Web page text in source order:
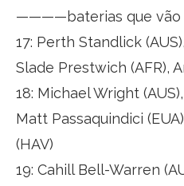
————baterias que vão
17: Perth Standlick
Slade Prestwich (AFR),
18: Michael Wright
Matt Passaquindici
(HAV)
19: Cahill Bell-Warren